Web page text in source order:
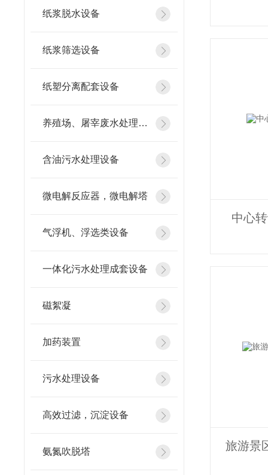
纸浆脱水设备
纸浆筛选设备
纸塑分离配套设备
养殖场、屠宰废水处理设备
含油污水处理设备
微电解反应器，微电解塔
气浮机、浮选类设备
一体化污水处理成套设备
磁絮凝
加药装置
污水处理设备
高效过滤，沉淀设备
氨氮吹脱塔
中心
旅游景